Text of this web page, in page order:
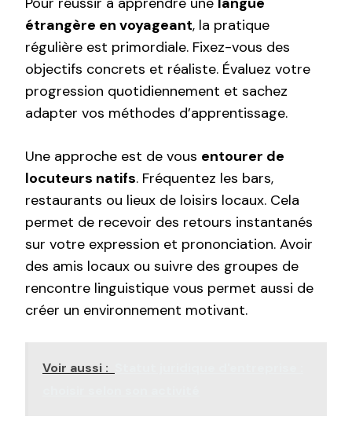
étrangère en voyageant, la pratique
régulière est primordiale. Fixez-vous des
objectifs concrets et réaliste. Évaluez votre
progression quotidiennement et sachez
adapter vos méthodes d’apprentissage.
Une approche est de vous entourer de
locuteurs natifs. Fréquentez les bars,
restaurants ou lieux de loisirs locaux. Cela
permet de recevoir des retours instantanés
sur votre expression et prononciation. Avoir
des amis locaux ou suivre des groupes de
rencontre linguistique vous permet aussi de
créer un environnement motivant.
Voir aussi :